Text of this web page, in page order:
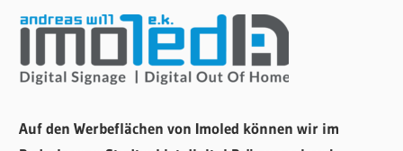
Auf den Werbeflächen von Imoled können wir im